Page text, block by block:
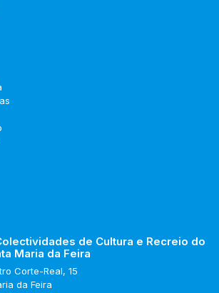
de Cultura e Recreio do
Maria da Feira
Corte-Real, 15
da Feira